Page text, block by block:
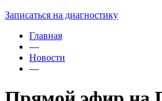
Записаться на диагностику
Главная
—
Новости
—